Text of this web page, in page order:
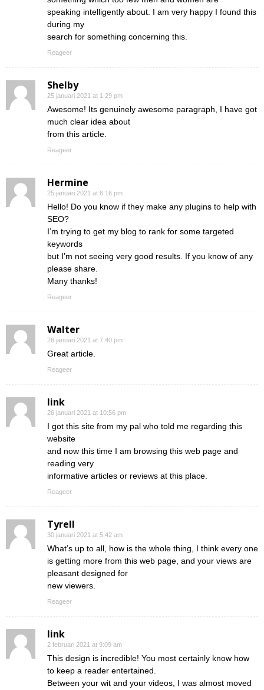
speaking intelligently about. I am very happy I found this
during my
search for something concerning this.
Reageer
Shelby
25 januari 2021 at 1:29 pm
Awesome! Its genuinely awesome paragraph, I have got
much clear idea about
from this article.
Reageer
Hermine
25 januari 2021 at 6:16 pm
Hello! Do you know if they make any plugins to help with
SEO?
I’m trying to get my blog to rank for some targeted
keywords
but I’m not seeing very good results. If you know of any
please share.
Many thanks!
Reageer
Walter
26 januari 2021 at 7:40 pm
Great article.
Reageer
link
26 januari 2021 at 10:56 pm
I got this site from my pal who told me regarding this
website
and now this time I am browsing this web page and
reading very
informative articles or reviews at this place.
Reageer
Tyrell
30 januari 2021 at 5:42 am
What’s up to all, how is the whole thing, I think every one
is getting more from this web page, and your views are
pleasant designed for
new viewers.
Reageer
link
2 februari 2021 at 9:09 am
This design is incredible! You most certainly know how
to keep a reader entertained.
Between your wit and your videos, I was almost moved